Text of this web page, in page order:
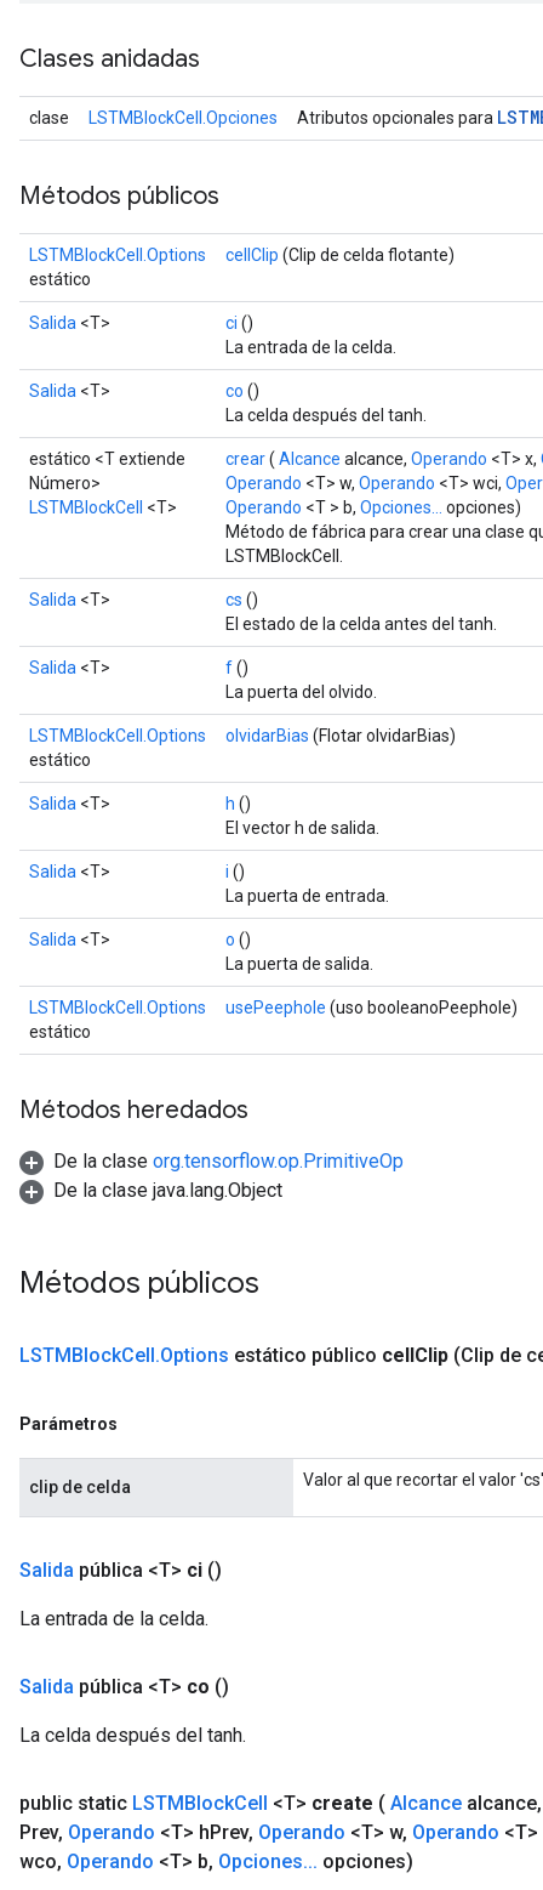
Clases anidadas
clase LSTMBlockCell.Opciones Atributos opcionales para
Métodos públicos
LSTMBlockCell.Options
estático
cellClip (Clip de celda flotante)
Salida <T> ci ()
La entrada de la celda.
Salida <T> co ()
La celda después del tanh.
estático <T extiende
Número>
LSTMBlockCell
<T>
crear( Alcance alcance, Operando <T> x,
Operando <T> w, Operando <T> wci,
Operando <T > b, Opciones...
opciones)
Método de fábrica para crear una clase
LSTMBlockCell.
Salida <T> cs ()
El estado de la celda antes del tanh.
Salida <T> f()
La puerta del olvido.
LSTMBlockCell.Options
estático
olvidarBias (Flotar olvidarBias)
Salida <T> h ()
El vector h de salida.
Salida <T> i ()
La puerta de entrada.
Salida <T> o ()
La puerta de salida.
LSTMBlockCell.Options
estático
usePeephole (uso booleanoPeephole)
Métodos heredados
De la clase org.tensorflow.op.PrimitiveOp
De la clase java.lang.Object
Métodos públicos
LSTMBlockCell.Options estático público cellClip (Clip de
Parámetros
clip de celda Valor al que recortar el valor
Salida pública <T> ci ()
La entrada de la celda.
Salida pública <T> co ()
La celda después del tanh.
public static LSTMBlockCell <T> create ( Alcance alcance,
Prev, Operando <T> hPrev, Operando <T> w, Operando
wco, Operando <T> b, Opciones... opciones)